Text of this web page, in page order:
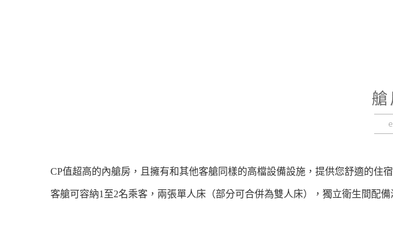
CP值超高的內艙房，且擁有和其他客艙同樣的高檔設備設施，提供您舒適的住宿
客艙可容納1至2名乘客，兩張單人床（部分可合併為雙人床），獨立衛生間配